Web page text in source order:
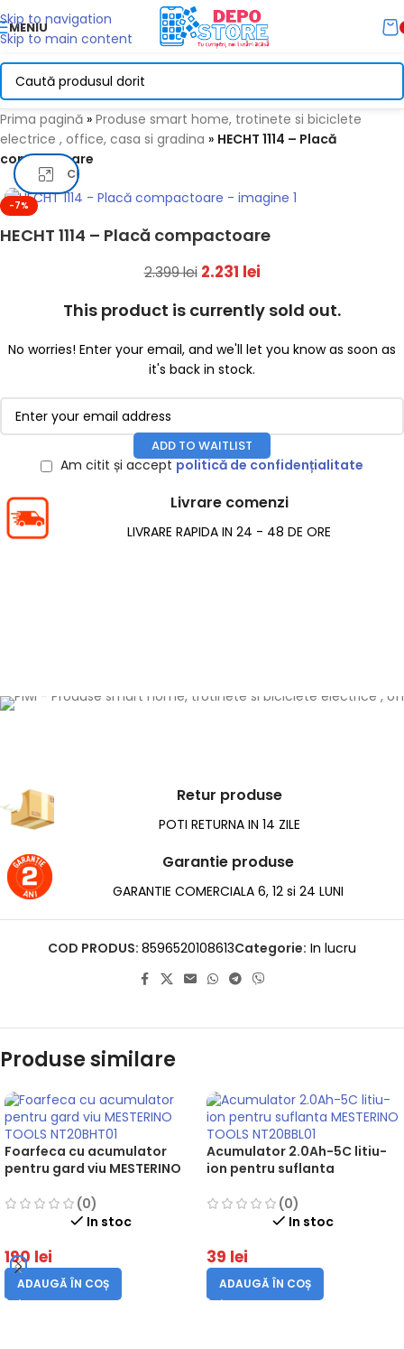
Skip to navigation
Skip to main content
MENIU
Prima pagină » Produse smart home, trotinete si biciclete
electrice , office, casa si gradina » HECHT 1114 – Placă
compactoare
-7%
Click pentru a mari
HECHT 1114 – Placă compactoare
2.399lei 2.231 lei
This product is currently sold out.
No worries! Enter your email, and we'll let you know as soon as
it's back in stock.
ADD TO WAITLIST
Am citit și accept politică de confidențialitate
Livrare comenzi
LIVRARE RAPIDA IN 24 - 48 DE ORE
Retur produse
POTI RETURNA IN 14 ZILE
Garantie produse
GARANTIE COMERCIALA 6, 12 si 24 LUNI
COD PRODUS: 8596520108613Categorie: In lucru
Produse similare
Foarfeca cu acumulator
pentru gard viu MESTERINO
180W, acumulator 2A / 21V,
lungime lama 45 cm
(0)
In stoc
190 lei
ADAUGĂ ÎN COȘ
Acumulator 2.0Ah-5C litiu-
ion pentru suflanta
(0)
In stoc
39 lei
ADAUGĂ ÎN COȘ